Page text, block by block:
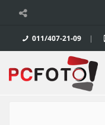
011/407-21-09 |